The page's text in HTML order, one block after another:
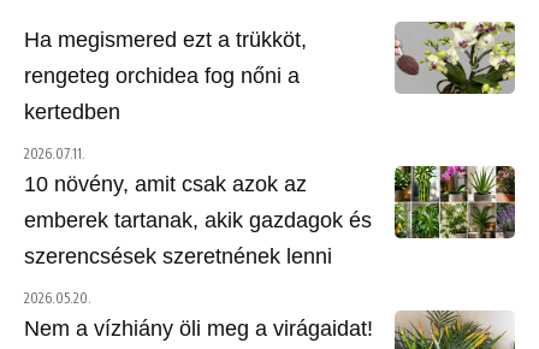
Ha megismered ezt a trükköt,
rengeteg orchidea fog nőni a
kertedben
2026.07.11.
10 növény, amit csak azok az
emberek tartanak, akik gazdagok és
szerencsések szeretnének lenni
2026.05.20.
Nem a vízhiány öli meg a virágaidat!